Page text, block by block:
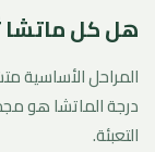
هل كل
المراحل الأساسية
درجة الماتشا هو
التعبئة.